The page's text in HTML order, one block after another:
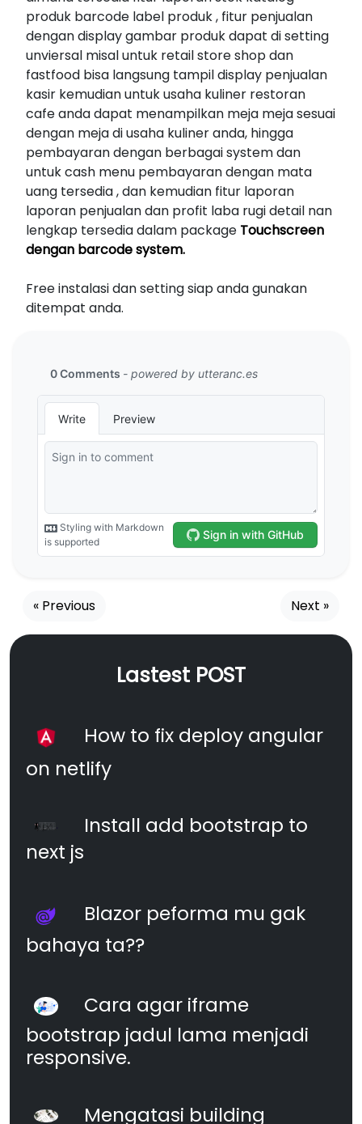
produk barcode label produk , fitur penjualan
dengan display gambar produk dapat di setting
unviersal misal untuk retail store shop dan
fastfood bisa langsung tampil display penjualan
kasir kemudian untuk usaha kuliner restoran
cafe anda dapat menampilkan meja meja sesuai
dengan meja di usaha kuliner anda, hingga
pembayaran dengan berbagai system dan
untuk cash menu pembayaran dengan mata
uang tersedia , dan kemudian fitur laporan
laporan penjualan dan profit laba rugi detail nan
lengkap tersedia dalam package Touchscreen
dengan barcode system.
Free instalasi dan setting siap anda gunakan
ditempat anda.
« Previous Next »
Lastest POST
How to fix deploy angular
on netlify
Install add bootstrap to
next js
Blazor peforma mu gak
bahaya ta??
Cara agar iframe
bootstrap jadul lama menjadi
responsive.
Mengatasi building